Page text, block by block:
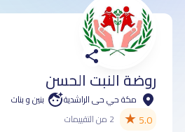
روضة النبت الحسن
مكة حي حى الراشدية بنين و بنات
5.0
★ 2 من التقييمات